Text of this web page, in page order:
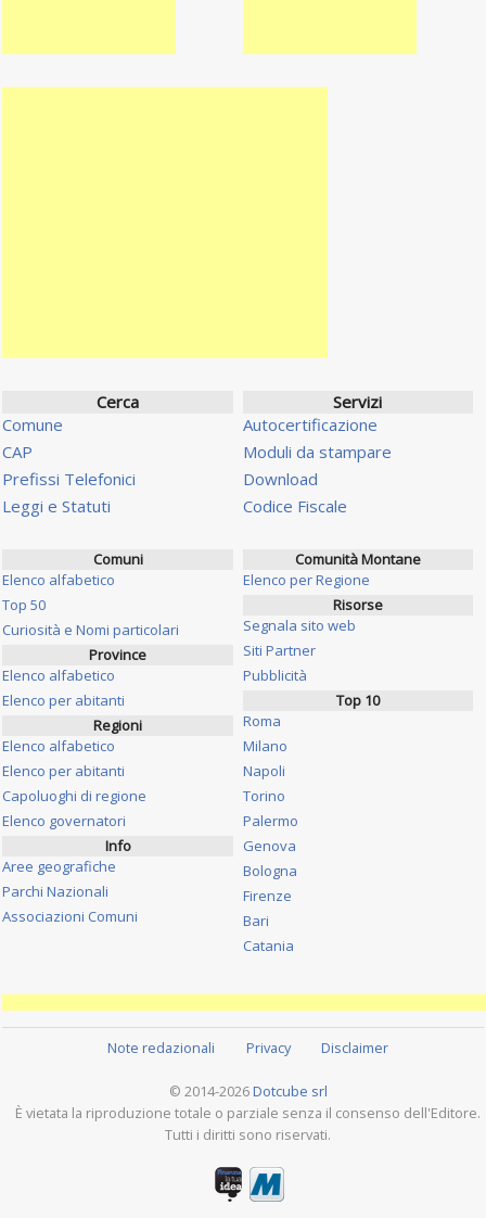
Cerca
Comune
CAP
Prefissi Telefonici
Leggi e Statuti
Servizi
Autocertificazione
Moduli da stampare
Download
Codice Fiscale
Comuni
Elenco alfabetico
Top 50
Curiosità e Nomi particolari
Province
Elenco alfabetico
Elenco per abitanti
Regioni
Elenco alfabetico
Elenco per abitanti
Capoluoghi di regione
Elenco governatori
Info
Aree geografiche
Parchi Nazionali
Associazioni Comuni
Comunità Montane
Elenco per Regione
Risorse
Segnala sito web
Siti Partner
Pubblicità
Top 10
Roma
Milano
Napoli
Torino
Palermo
Genova
Bologna
Firenze
Bari
Catania
Note redazionali Privacy Disclaimer
© 2014-2026 Dotcube srl
È vietata la riproduzione totale o parziale senza il consenso dell'Editore.
Tutti i diritti sono riservati.